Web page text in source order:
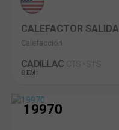
CALEFACTOR SALIDA
Calefacción
CADILLAC
OEM:
19970